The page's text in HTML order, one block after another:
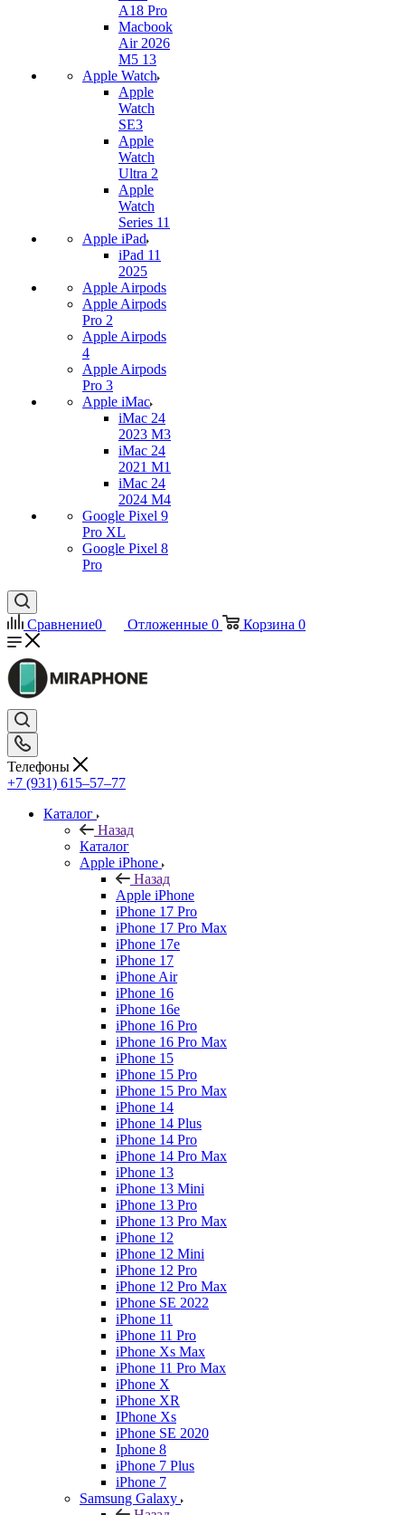
A18 Pro
Macbook
Air 2026
M5 13
Apple Watch
Apple
Watch
SE3
Apple
Watch
Ultra 2
Apple
Watch
Series 11
Apple iPad
iPad 11
2025
Apple Airpods
Apple Airpods
Pro 2
Apple Airpods
4
Apple Airpods
Pro 3
Apple iMac
iMac 24
2023 M3
iMac 24
2021 M1
iMac 24
2024 M4
Google Pixel 9
Pro XL
Google Pixel 8
Pro
Сравнение0 Отложенные 0 Корзина 0
Телефоны
+7 (931) 615‒57‒77
Каталог
Назад
Каталог
Apple iPhone
Назад
Apple iPhone
iPhone 17 Pro
iPhone 17 Pro Max
iPhone 17e
iPhone 17
iPhone Air
iPhone 16
iPhone 16e
iPhone 16 Pro
iPhone 16 Pro Max
iPhone 15
iPhone 15 Pro
iPhone 15 Pro Max
iPhone 14
iPhone 14 Plus
iPhone 14 Pro
iPhone 14 Pro Max
iPhone 13
iPhone 13 Mini
iPhone 13 Pro
iPhone 13 Pro Max
iPhone 12
iPhone 12 Mini
iPhone 12 Pro
iPhone 12 Pro Max
iPhone SE 2022
iPhone 11
iPhone 11 Pro
iPhone Xs Max
iPhone 11 Pro Max
iPhone X
iPhone XR
IPhone Xs
iPhone SE 2020
Iphone 8
iPhone 7 Plus
iPhone 7
Samsung Galaxy